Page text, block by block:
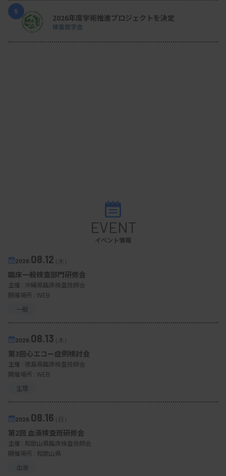
5
2026年度学術推進プロジェクトを決定
検査医学会
EVENT
イベント情報
2026. 08.12（水）
臨床一般検査部門研修会
主催 : 沖縄県臨床検査技師会
開催場所 : WEB
一般
2026. 08.13（木）
第3回心エコー症例検討会
主催 : 徳島県臨床検査技師会
開催場所 : WEB
生理
2026. 08.16（日）
第2回 血液検査班研修会
主催 : 和歌山県臨床検査技師会
開催場所 : 和歌山県
血液